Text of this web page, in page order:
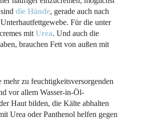
die Hände, gerade auch nach
Für die unter
mit Urea. Und auch die
brauchen Fett von außen mit
zu feuchtigkeitsversorgenden
vor allem Wasser-in-Öl-
Haut bilden, die Kälte abhalten
Urea oder Panthenol helfen gegen